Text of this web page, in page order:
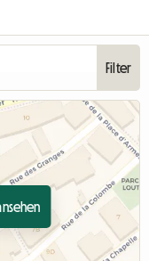
Filter